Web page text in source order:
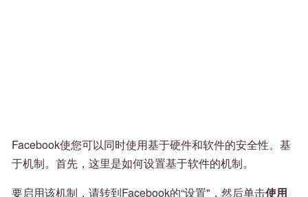
Facebook使您可以同时使用基于硬件和软件的安全性。基
于机制。首先，这里是如何设置基于软件的机制。
要启用该机制，请转到Facebook的“设置"，然后单击使用